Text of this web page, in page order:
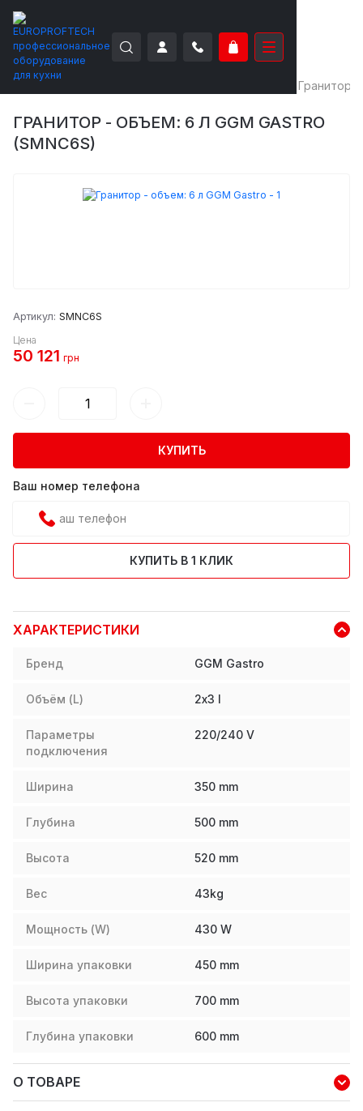
EUROPROFTECH Граниторы
ГРАНИТОР - ОБЪЕМ: 6 Л GGM GASTRO
(SMNC6S)
Артикул: SMNC6S
Цена
50 121 грн
КУПИТЬ
Ваш номер телефона
КУПИТЬ В 1 КЛИК
ХАРАКТЕРИСТИКИ
Бренд GGM Gastro
Объём (L) 2х3 l
Параметры
подключения
220/240 V
Ширина 350 mm
Глубина 500 mm
Высота 520 mm
Вес 43kg
Мощность (W) 430 W
Ширина упаковки 450 mm
Высота упаковки 700 mm
Глубина упаковки 600 mm
О ТОВАРЕ